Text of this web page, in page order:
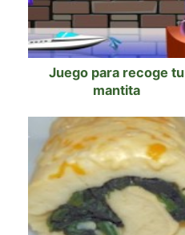
Juego para recoge tu
mantita